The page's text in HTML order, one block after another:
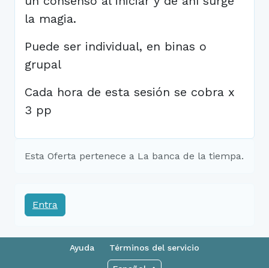
la magia.
Puede ser individual, en binas o
grupal
Cada hora de esta sesión se cobra x
3 pp
Esta Oferta pertenece a La banca de la tiempa.
Entra
Ayuda Términos del servicio